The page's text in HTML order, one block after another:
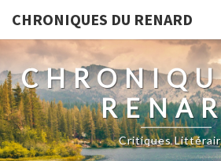
CHRONIQUES DU RENARD
Critiques